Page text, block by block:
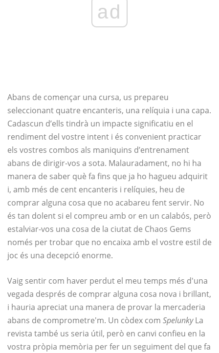
ad
Abans de començar una cursa, us prepareu
seleccionant quatre encanteris, una relíquia i una capa.
Cadascun d’ells tindrà un impacte significatiu en el
rendiment del vostre intent i és convenient practicar
els vostres combos als maniquins d’entrenament
abans de dirigir-vos a sota. Malauradament, no hi ha
manera de saber què fa fins que ja ho hagueu adquirit
i, amb més de cent encanteris i relíquies, heu de
comprar alguna cosa que no acabareu fent servir. No
és tan dolent si el compreu amb or en un calabós, però
estalviar-vos una cosa de la ciutat de Chaos Gems
només per trobar que no encaixa amb el vostre estil de
joc és una decepció enorme.
Vaig sentir com haver perdut el meu temps més d'una
vegada després de comprar alguna cosa nova i brillant,
i hauria apreciat una manera de provar la mercaderia
abans de comprometre'm. Un còdex com SpelunkyLa
revista també us seria útil, però en canvi confieu en la
vostra pròpia memòria per fer un seguiment del que fa